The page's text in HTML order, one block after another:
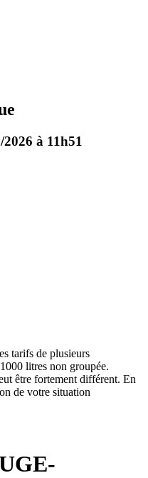
à 11h51
tarifs de plusieurs
litres non groupée.
être fortement différent. En
de votre situation